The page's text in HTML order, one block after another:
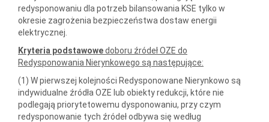
redysponowaniu dla potrzeb bilansowania KSE tylko w
okresie zagrożenia bezpieczeństwa dostaw energii
elektrycznej.
Kryteria podstawowedoboru źródeł OZE do
Redysponowania Nierynkowego są następujące:
(1) W pierwszej kolejności Redysponowane Nierynkowo są
indywidualne źródła OZE lub obiekty redukcji, które nie
podlegają priorytetowemu dysponowaniu, przy czym
redysponowanie tych źródeł odbywa się według